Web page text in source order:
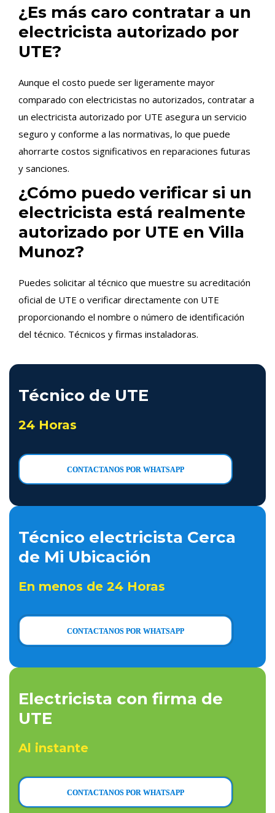
¿Es más caro contratar a un
electricista autorizado por
UTE?
Aunque el costo puede ser ligeramente mayor
comparado con electricistas no autorizados, contratar a
un electricista autorizado por UTE asegura un servicio
seguro y conforme a las normativas, lo que puede
ahorrarte costos significativos en reparaciones futuras
y sanciones.
¿Cómo puedo verificar si un
electricista está realmente
autorizado por UTE en Villa
Munoz?
Puedes solicitar al técnico que muestre su acreditación
oficial de UTE o verificar directamente con UTE
proporcionando el nombre o número de identificación
del técnico. Técnicos y firmas instaladoras.
Técnico de UTE
24 Horas
CONTACTANOS POR WHATSAPP
Técnico electricista Cerca
de Mi Ubicación
En menos de 24 Horas
CONTACTANOS POR WHATSAPP
Electricista con firma de
UTE
Al instante
CONTACTANOS POR WHATSAPP